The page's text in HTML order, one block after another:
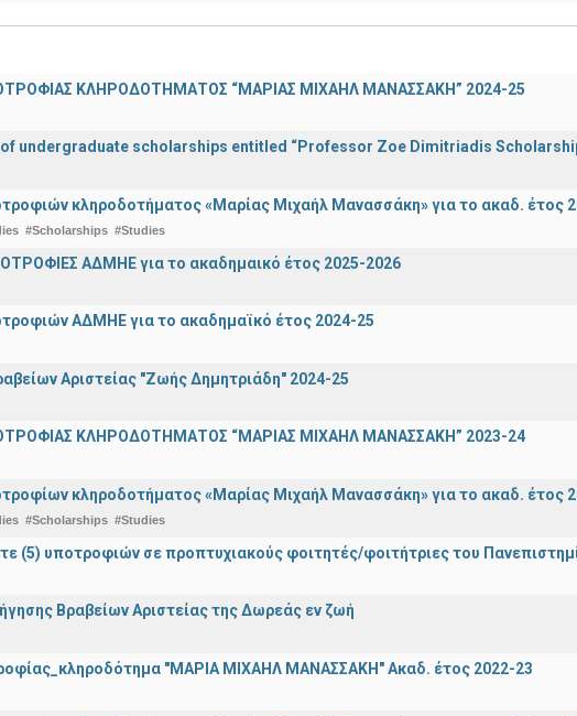
ΚΛΗΡΟΔΟΤΗΜΑΤΟΣ “ΜΑΡΙΑΣ ΜΙΧΑΗΛ ΜΑΝΑΣΣΑΚΗ” 2024-25
undergraduate scholarships entitled “Professor Zoe Dimitriadis
κληροδοτήματος «Μαρίας Μιχαήλ Μανασσάκη» για το ακαδ. έτος
#Scholarships #Studies
ΑΔΜΗΕ για το ακαδημαικό έτος 2025-2026
ΑΔΜΗΕ για το ακαδημαϊκό έτος 2024-25
Αριστείας "Ζωής Δημητριάδη" 2024-25
ΚΛΗΡΟΔΟΤΗΜΑΤΟΣ “ΜΑΡΙΑΣ ΜΙΧΑΗΛ ΜΑΝΑΣΣΑΚΗ” 2023-24
κληροδοτήματος «Μαρίας Μιχαήλ Μανασσάκη» για το ακαδ. έτος
#Scholarships #Studies
(5) υποτροφιών σε προπτυχιακούς φοιτητές/φοιτήτριες του
Βραβείων Αριστείας της Δωρεάς εν ζωή
"ΜΑΡΙΑ ΜΙΧΑΗΛ ΜΑΝΑΣΣΑΚΗ" Ακαδ. έτος 2022-23